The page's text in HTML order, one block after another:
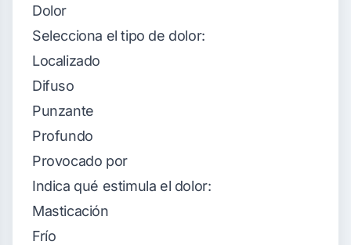
Dolor
Selecciona el tipo de dolor:
Localizado
Difuso
Punzante
Profundo
Provocado por
Indica qué estimula el dolor:
Masticación
Frío